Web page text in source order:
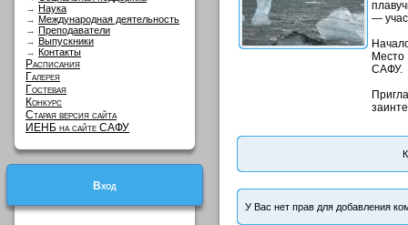
→ Наука
→ Международная деятельность
→ Преподаватели
→ Выпускники
→ Контакты
Расписания
Галерея
Гостевая
Конкурс
Старая версия сайта
ИЕНБ на сайте САФУ
Вход
—
САФУ.
У Вас нет прав для добавления